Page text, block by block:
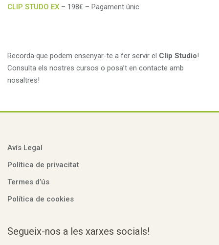
CLIP STUDO EX – 198€ – Pagament únic
Recorda que podem ensenyar-te a fer servir el Clip Studio!
Consulta els nostres cursos o posa’t en contacte amb
nosaltres!
Avís Legal
Política de privacitat
Termes d’ús
Política de cookies
Segueix-nos a les xarxes socials!